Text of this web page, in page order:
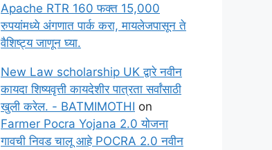
Apache RTR 160 फक्त 15,000
रुपयांमध्ये अंगणात पार्क करा, मायलेजपासून ते
वैशिष्ट्य जाणून घ्या.
New Law scholarship UK द्वारे नवीन
कायदा शिष्यवृत्ती कायदेशीर पात्रता सर्वांसाठी
खुली करेल. - BATMIMOTHI on
Farmer Pocra Yojana 2.0 योजना
गावची निवड चालू आहे POCRA 2.0 नवीन